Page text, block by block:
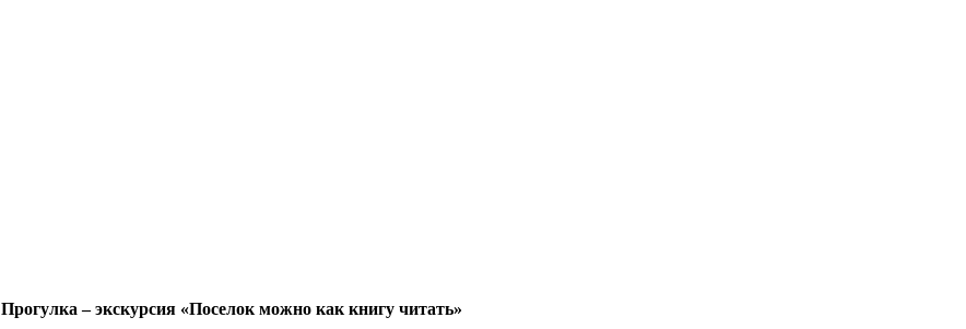
Прогулка – экскурсия «Поселок можно как книгу читать»